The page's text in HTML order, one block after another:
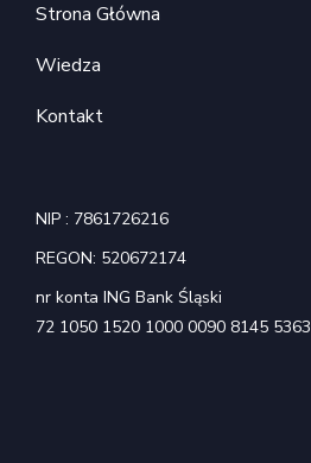
Strona Główna
Wiedza
Kontakt
NIP : 7861726216
REGON: 520672174
nr konta ING Bank Śląski
72 1050 1520 1000 0090 8145 5363